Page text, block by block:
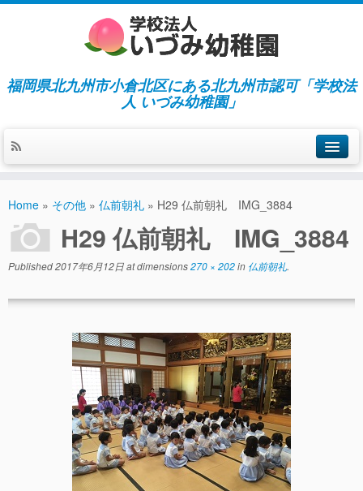
福岡県北九州市小倉北区にある北九州市認可「学校法
人 いづみ幼稚園」
当園の紹介／特徴
施設紹介
通園について
事故や怪我について
卒園児進路
お知らせ
給食日記
Home » その他 » 仏前朝礼 » H29 仏前朝礼 IMG_3884
H29 仏前朝礼 IMG_3884
Published2017年6月12日at dimensions270 × 202in 仏前朝礼.